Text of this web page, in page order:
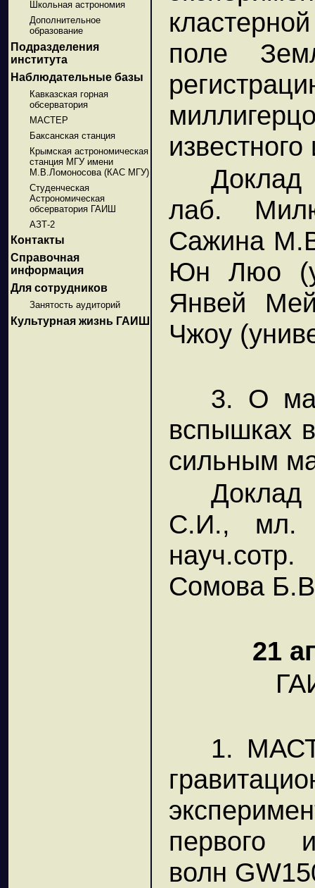
Школьная астрономия
Дополнительное
образование
Подразделения
института
Наблюдательные базы
Кавказская горная
обсерватория
МАСТЕР
Баксанская станция
Крымская астрономическая
станция МГУ имени
М.В.Ломоносова (КАС МГУ)
Студенческая
Астрономическая
обсерватория ГАИШ
АЗТ-2
Контакты
Справочная
информация
Для сотрудников
Занятость аудиторий
Культурная жизнь ГАИШ
поле
лаб.
Сажина
Юн Люо
Янвей
Чжоу
3. О
вспышках
сильным
C.И., мл.
Сомова
21
1.
первого
волн